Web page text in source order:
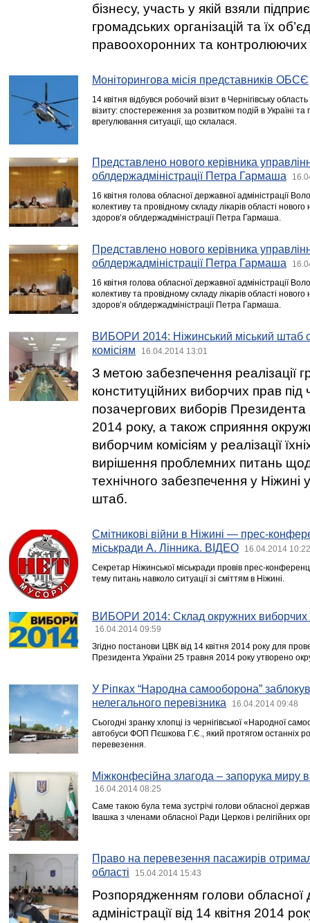
бізнесу, участь у якій взяли
громадських організацій та їх
правоохоронних та контролюючих
Моніторингова місія представників ОБСЄ
14 квітня відбувся робочий візит в Чернігівську
візиту: спостереження за розвитком подій в Україні
врегулювання ситуації, що склалася.
Представлено нового керівника
облдержадміністрації Петра Гармаша
16 квітня голова обласної державної адміністрації
колективу та провідному складу лікарів області
здоров’я облдержадміністрації Петра Гармаша.
Представлено нового керівника
облдержадміністрації Петра Гармаша
16 квітня голова обласної державної адміністрації
колективу та провідному складу лікарів області
здоров’я облдержадміністрації Петра Гармаша.
ВИБОРИ 2014: Ніжинський міський штаб
комісіям
16.04.2014 13:01
З метою забезпечення реалізації
конституційних виборчих прав
позачергових виборів Президента
2014 року, а також сприяння
виборчим комісіям у реалізації
вирішення проблемних питань
технічного забезпечення у Ніжині
штаб.
Смітникові війни в Ніжині — прес-
міськради А. Лінника. ВІДЕО
16.04.2014 10:22
Секретар Ніжинської міськради провів прес-
тему питань навколо ситуації зі сміттям в Ніжині.
ВИБОРИ 2014: Склад окружних виборчих
16.04.2014 09:59
Згідно постанови ЦВК від 14 квітня 2014 року для
Президента України 25 травня 2014 року утворено
У Ріпках “Народна самооборона”
нелегального перевізника
16.04.2014 09:48
Cьогодні зранку хлопці із чернігівської «Народної
автобуси ФОП Пєшкова Г.Є., який протягом останніх
перевезення.
Міжконфесійна злагода – запорука
16.04.2014 08:25
Саме такою була тема зустрічі голови обласної
Івашка з членами обласної Ради Церков і релігійних
Право на перевезення пасажирів
області
15.04.2014 15:43
Розпорядженням голови обласної
адміністрації від 14 квітня 2014